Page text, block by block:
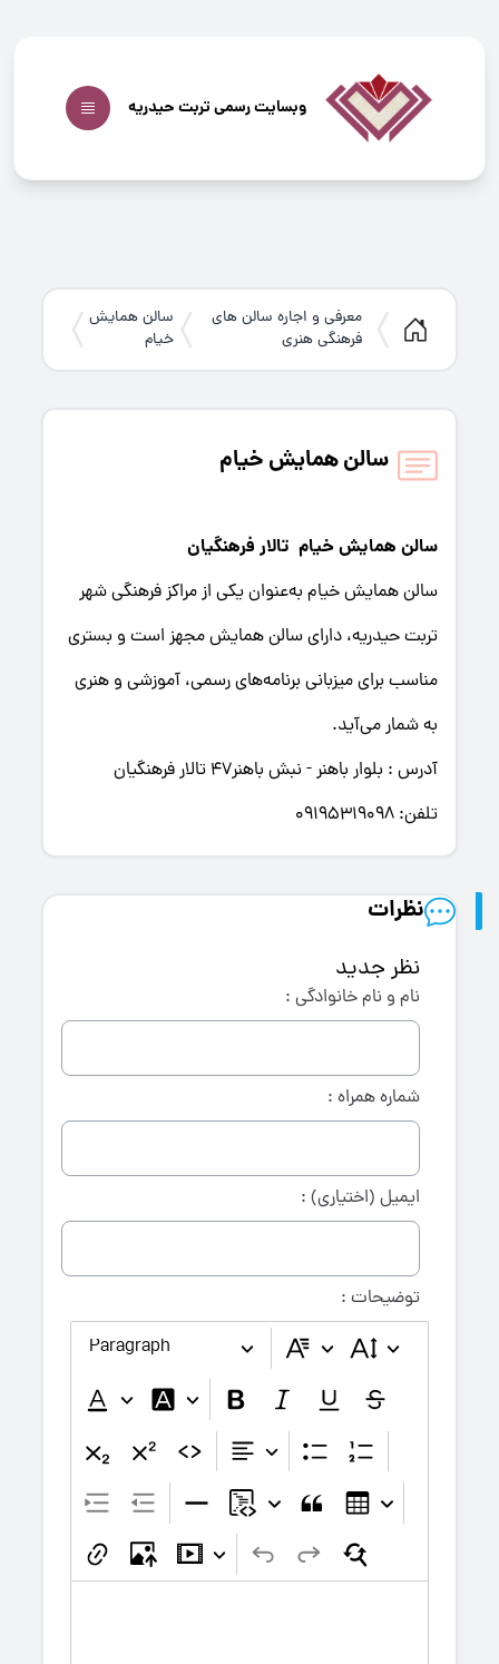
وبسایت رسمی تربت حیدریه
معرفی و اجاره سالن های
فرهنگی هنری
سالن همایش
خیام
سالن همایش خیام
سالن همایش خیام تالار فرهنگیان
سالن همایش خیام به‌عنوان یکی از مراکز فرهنگی شهر
تربت حیدریه، دارای سالن همایش مجهز است و بستری
مناسب برای میزبانی برنامه‌های رسمی، آموزشی و هنری
به شمار می‌آید.
آدرس : بلوار باهنر - نبش باهنر47 تالار فرهنگیان
تلفن:09195319098
نظرات
نظر جدید
نام و نام خانوادگی :
شماره همراه :
ایمیل (اختیاری) :
توضیحات :
Paragraph